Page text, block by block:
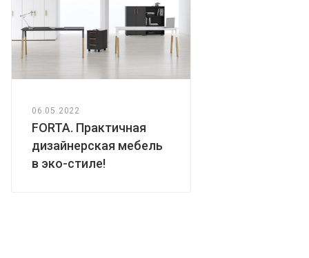
06.05.2022
FORTA. Практичная
дизайнерская мебель
в эко-стиле!